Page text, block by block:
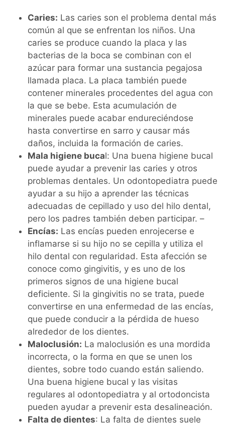
Caries: Las caries son el problema dental más
común al que se enfrentan los niños. Una
caries se produce cuando la placa y las
bacterias de la boca se combinan con el
azúcar para formar una sustancia pegajosa
llamada placa. La placa también puede
contener minerales procedentes del agua con
la que se bebe. Esta acumulación de
minerales puede acabar endureciéndose
hasta convertirse en sarro y causar más
daños, incluida la formación de caries.
Mala higiene bucal: Una buena higiene bucal
puede ayudar a prevenir las caries y otros
problemas dentales. Un odontopediatra puede
ayudar a su hijo a aprender las técnicas
adecuadas de cepillado y uso del hilo dental,
pero los padres también deben participar. –
Encías: Las encías pueden enrojecerse e
inflamarse si su hijo no se cepilla y utiliza el
hilo dental con regularidad. Esta afección se
conoce como gingivitis, y es uno de los
primeros signos de una higiene bucal
deficiente. Si la gingivitis no se trata, puede
convertirse en una enfermedad de las encías,
que puede conducir a la pérdida de hueso
alrededor de los dientes.
Maloclusión: La maloclusión es una mordida
incorrecta, o la forma en que se unen los
dientes, sobre todo cuando están saliendo.
Una buena higiene bucal y las visitas
regulares al odontopediatra y al ortodoncista
pueden ayudar a prevenir esta desalineación.
Falta de dientes: La falta de dientes suele